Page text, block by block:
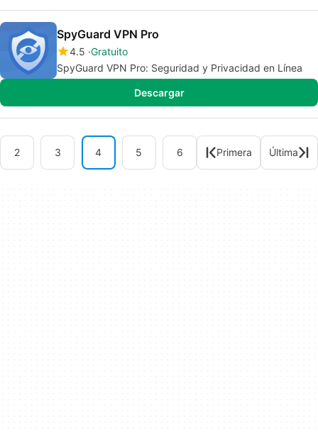
SpyGuard VPN Pro
4.5 Gratuito
SpyGuard VPN Pro: Seguridad y Privacidad en Línea
Descargar
2 3 4 5 6 Primera Última